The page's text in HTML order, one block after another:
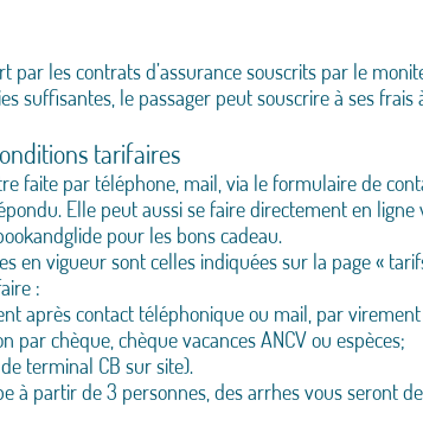
par les contrats d’assurance souscrits par le
suffisantes, le passager peut souscrire à ses
tarifaires
faite par téléphone, mail, via le formulaire de
Elle peut aussi se faire directement en
pour les bons cadeau.
en vigueur sont celles indiquées sur la page «
:
après contact téléphonique ou mail, par
par chèque, chèque vacances ANCV ou espèces;
terminal CB sur site).
à partir de 3 personnes, des arrhes vous seront